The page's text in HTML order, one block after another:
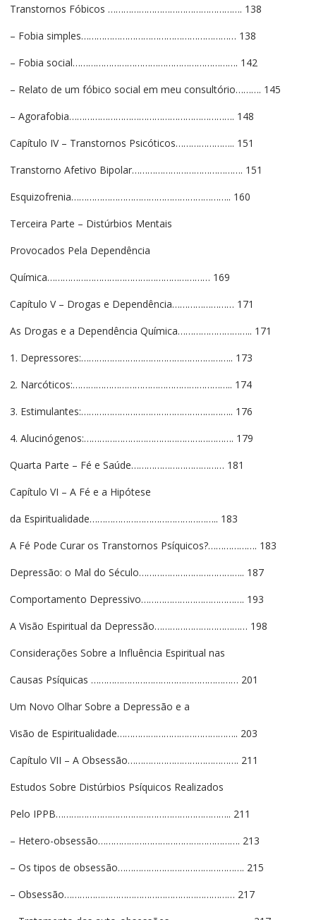
Transtornos Fóbicos ……………………………………………. 138
– Fobia simples…………………………………………………… 138
– Fobia social………………………………………………………. 142
– Relato de um fóbico social em meu consultório………. 145
– Agorafobia………………………………………………………. 148
Capítulo IV – Transtornos Psicóticos………………….. 151
Transtorno Afetivo Bipolar……………………………………. 151
Esquizofrenia…………………………………………………….. 160
Terceira Parte – Distúrbios Mentais
Provocados Pela Dependência
Química……………………………………………………… 169
Capítulo V – Drogas e Dependência…………………… 171
As Drogas e a Dependência Química……………………….. 171
1. Depressores:………………………………………………….. 173
2. Narcóticos:…………………………………………………….. 174
3. Estimulantes:………………………………………………….. 176
4. Alucinógenos:…………………………………………………. 179
Quarta Parte – Fé e Saúde……………………………… 181
Capítulo VI – A Fé e a Hipótese
da Espiritualidade………………………………………….. 183
A Fé Pode Curar os Transtornos Psíquicos?………………. 183
Depressão: o Mal do Século………………………………….. 187
Comportamento Depressivo…………………………………. 193
A Visão Espiritual da Depressão……………………………… 198
Considerações Sobre a Influência Espiritual nas
Causas Psíquicas ………………………………………………… 201
Um Novo Olhar Sobre a Depressão e a
Visão de Espiritualidade……………………………………….. 203
Capítulo VII – A Obsessão……………………………………. 211
Estudos Sobre Distúrbios Psíquicos Realizados
Pelo IPPB………………………………………………………….. 211
– Hetero-obsessão………………………………………………. 213
– Os tipos de obsessão…………………………………………. 215
– Obsessão………………………………………………………… 217